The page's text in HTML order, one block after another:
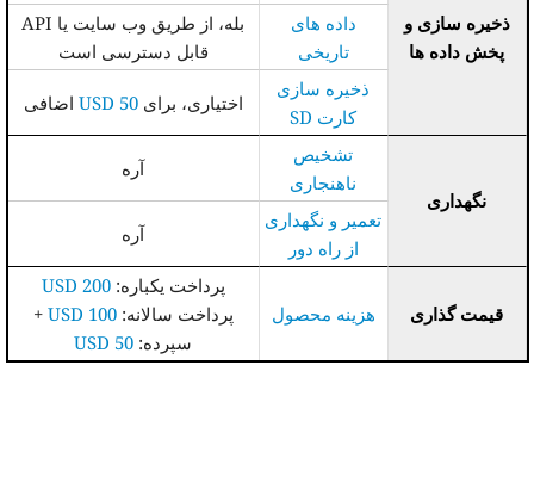
ذخیره سازی و
پخش داده ها
داده های
تاریخی
بله، از طریق وب سایت یا API
قابل دسترسی است
ذخیره سازی
کارت SD
اختیاری، برای50 USD اضافی
نگهداری
تشخیص
ناهنجاری
آره
تعمیر و نگهداری
از راه دور
آره
قیمت گذاری هزینه محصول
پرداخت یکباره:200 USD
پرداخت سالانه:100 USD
+
سپرده:50 USD